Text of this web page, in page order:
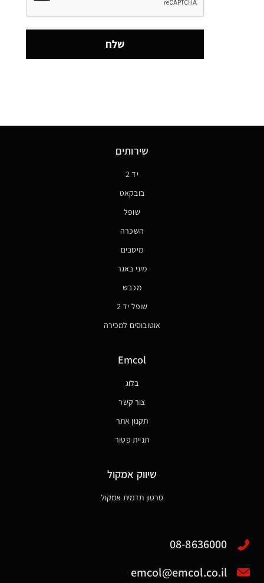
שלח
שירותים
יד 2
בובקאט
שופל
השכרה
מיסבים
מיני באגר
מכבש
שופל יד 2
אוטובוסים למכירה
Emcol
בלוג
צור קשר
תקנון אתר
תניית פטור
שיווק אמקול
סרטון תדמית אמקול
08-8636000
emcol@emcol.co.il